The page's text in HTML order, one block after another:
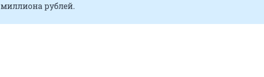
миллиона рублей.